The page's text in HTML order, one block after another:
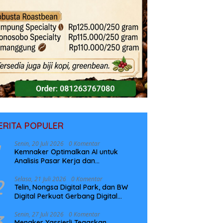
POPULER
Senin, 20 Juli 2026 0 Komentar
Kemnaker Optimalkan AI untuk
Analisis Pasar Kerja dan
Selasa, 21 Juli 2026 0 Komentar
Telin, Nongsa Digital Park, dan BW
Digital Perkuat Gerbang Digital
NCC
Senin, 27 Juli 2026 0 Komentar